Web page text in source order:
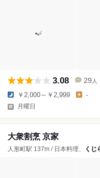
3.08 29 人
￥2,000～￥2,999 -
月曜日
大衆割烹 京家
人形町駅 137m / 日本料理、 くじ